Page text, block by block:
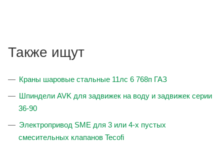
Также ищут
Краны шаровые стальные 11лс 6 768п ГАЗ
Шпиндели AVK для задвижек на воду и задвижек серии
36-90
Электропривод SME для 3 или 4-х пустых
смесительных клапанов Tecofi